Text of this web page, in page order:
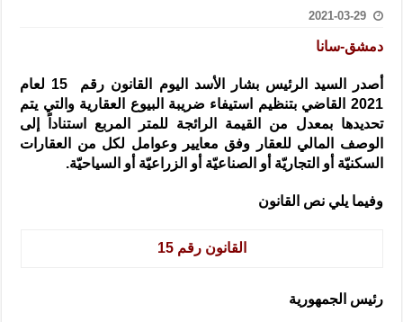
2021-03-29
دمشق-سانا
أصدر السيد الرئيس بشار الأسد اليوم القانون رقم 15 لعام
2021 القاضي بتنظيم استيفاء ضريبة البيوع العقارية والتي يتم
تحديدها بمعدل من القيمة الرائجة للمتر المربع استناداً إلى
الوصف المالي للعقار وفق معايير وعوامل لكل من العقارات
السكنيّة أو التجاريّة أو الصناعيّة أو الزراعيّة أو السياحيّة.
وفيما يلي نص القانون
القانون رقم 15
رئيس الجمهورية